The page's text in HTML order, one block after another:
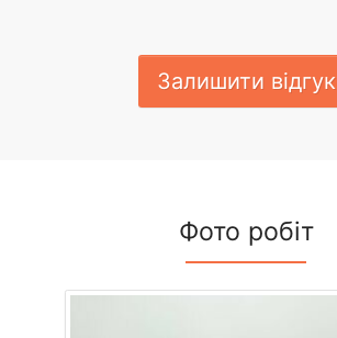
Залишити відгук
Фото робіт